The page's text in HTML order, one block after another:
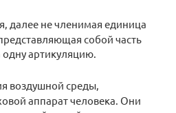
далее не членимая единица
собой часть
одну артикуляцию.
воздушной среды,
аппарат человека. Они